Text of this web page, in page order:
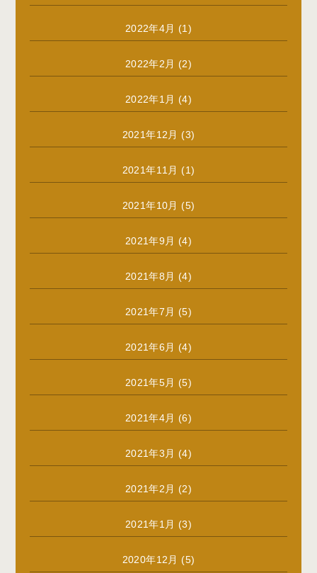
2022年4月 (1)
2022年2月 (2)
2022年1月 (4)
2021年12月 (3)
2021年11月 (1)
2021年10月 (5)
2021年9月 (4)
2021年8月 (4)
2021年7月 (5)
2021年6月 (4)
2021年5月 (5)
2021年4月 (6)
2021年3月 (4)
2021年2月 (2)
2021年1月 (3)
2020年12月 (5)